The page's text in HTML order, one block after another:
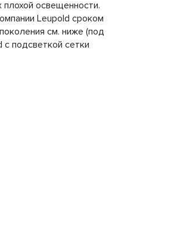
плохой освещенности.
Leupold сроком
см. ниже (под
подсветкой сетки